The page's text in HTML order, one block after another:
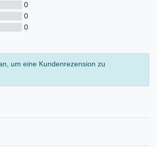
0
0
0
um eine Kundenrezension zu